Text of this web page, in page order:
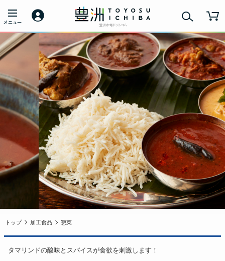
トップ 加工食品 惣菜
タマリンドの酸味とスパイスが食欲を刺激します！